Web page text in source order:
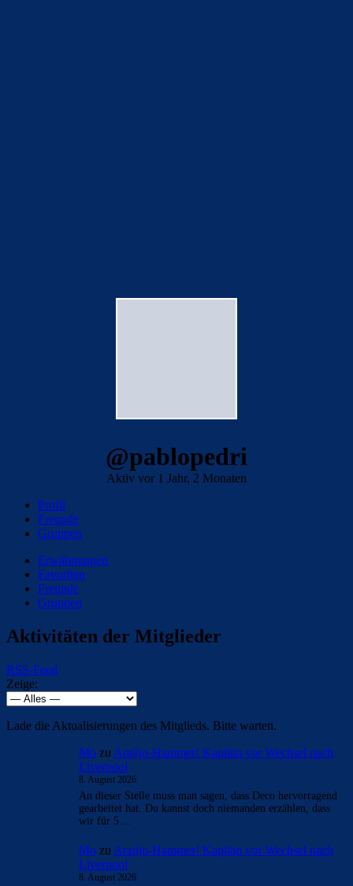
@pablopedri
Aktiv vor 1 Jahr, 2 Monaten
Profil
Freunde
Gruppen
Erwähnungen
Favoriten
Freunde
Gruppen
Aktivitäten der Mitglieder
RSS-Feed
Zeige:
Lade die Aktualisierungen des Mitglieds. Bitte warten.
Mo zu Araújo-Hammer! Kapitän vor Wechsel nach
Liverpool
8. August 2026
An dieser Stelle muss man sagen, dass Deco hervorragend
gearbeitet hat. Du kannst doch niemanden erzählen, dass
wir für 5…
Mo zu Araújo-Hammer! Kapitän vor Wechsel nach
Liverpool
8. August 2026